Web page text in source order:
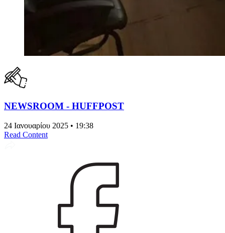
NEWSROOM - HUFFPOST
24 Ιανουαρίου 2025 • 19:38
Read Content